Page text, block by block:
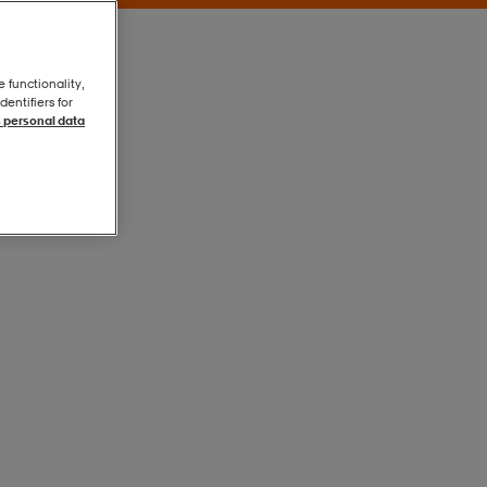
functionality,
for
personal data